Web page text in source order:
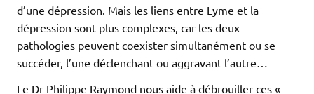
d’une dépression. Mais les liens entre Lyme et la
dépression sont plus complexes, car les deux
pathologies peuvent coexister simultanément ou se
succéder, l’une déclenchant ou aggravant l’autre…
Le Dr Philippe Raymond nous aide à débrouiller ces «